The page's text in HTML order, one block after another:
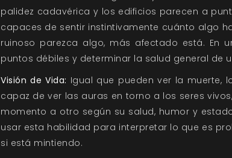
palidez cadavérica y los edificios parecen a
capaces de sentir instintivamente cuánto algo
ruinoso parezca algo, más afectado está. En
puntos débiles y determinar la salud general de
Visión de Vida: Igual que pueden ver la muerte,
capaz de ver las auras en torno a los seres
momento a otro según su salud, humor y
usar esta habilidad para interpretar lo que es
si está mintiendo.